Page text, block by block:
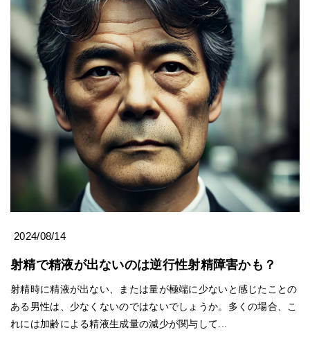
2024/08/14
射精で精液が出ないのは逆行性射精障害かも？
射精時に精液が出ない、または量が極端に少ないと感じたことの
ある男性は、少なくないのではないでしょうか。多くの場合、こ
れには加齢による精液生成量の減少が関与して...